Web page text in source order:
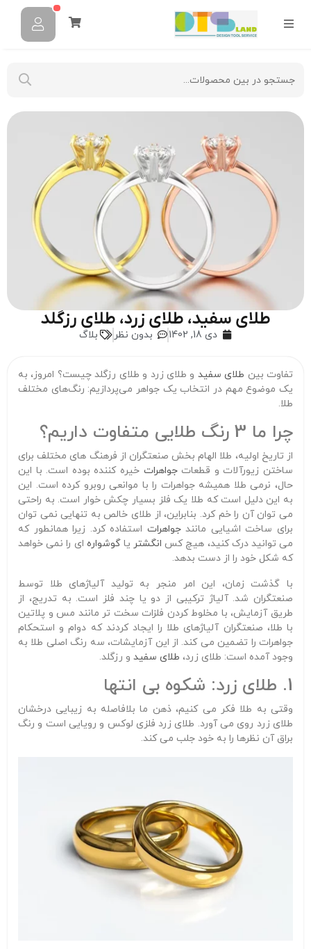
طلای سفید، طلای زرد، طلای رزگلد
دی 18, 1402 بدون نظر بلاگ
تفاوت بین طلای سفید و طلای زرد و طلای رزگلد چیست؟ امروز، به
یک موضوع مهم در انتخاب یک جواهر می‌پردازیم: رنگ‌های مختلف
طلا.
چرا ما 3 رنگ طلایی متفاوت داریم؟
از تاریخ اولیه، طلا الهام بخش صنعتگران از فرهنگ های مختلف برای
ساختن زیورآلات و قطعاتجواهرات خیره کننده بوده است. با این
حال، نرمی طلا همیشه جواهرات را با موانعی روبرو کرده است. این
به این دلیل است که طلا یک فلز بسیار چکش خوار است. به راحتی
می توان آن را خم کرد. بنابراین، از طلای خالص به تنهایی نمی توان
برای ساخت اشیایی مانندجواهرات استفاده کرد. زیرا همانطور که
می توانید درک کنید، هیچ کس انگشتر یاگوشواره ای را نمی خواهد
که شکل خود را از دست بدهد.
با گذشت زمان، این امر منجر به تولید آلیاژهای طلا توسط
صنعتگران شد. آلیاژ ترکیبی از دو یا چند فلز است. به تدریج، از
طریق آزمایش، با مخلوط کردن فلزات سخت تر مانند مس و پلاتین
با طلا، صنعتگران آلیاژهای طلا را ایجاد کردند که دوام و استحکام
جواهرات را تضمین می کند. از این آزمایشات، سه رنگ اصلی طلا به
وجود آمده است: طلای زرد، طلای سفید و رزگلد.
1. طلای زرد: شکوه بی انتها
وقتی به طلا فکر می کنیم، ذهن ما بلافاصله به زیبایی درخشان
طلای زرد روی می آورد. طلای زرد فلزی لوکس و رویایی است و رنگ
براق آن نظرها را به خود جلب می کند.